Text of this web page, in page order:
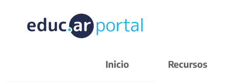
Inicio Recursos